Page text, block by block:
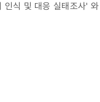
식 및 대응 실태조사'